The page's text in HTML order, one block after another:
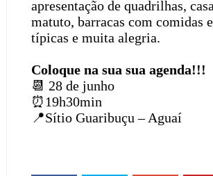
apresentação de quadrilhas,
matuto, barracas com comidas
típicas e muita alegria.
Coloque na sua sua agenda!!!
📆 28 de junho
⏰19h30min
📍Sítio Guaribuçu – Aguaí